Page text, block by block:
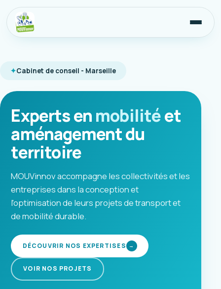
Cabinet de conseil - Marseille
Experts enmobilitéet
aménagement du
territoire
MOUVinnov accompagne les collectivités et les
entreprises dans la conception et
l'optimisation de leurs projets de transport et
de mobilité durable.
DÉCOUVRIR NOS EXPERTISES →
VOIR NOS PROJETS